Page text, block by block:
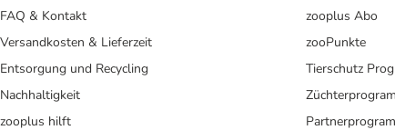
FAQ & Kontakt
Versandkosten & Lieferzeit
Entsorgung und Recycling
Nachhaltigkeit
zooplus hilft
zooplus Abo
zooPunkte
Tierschutz